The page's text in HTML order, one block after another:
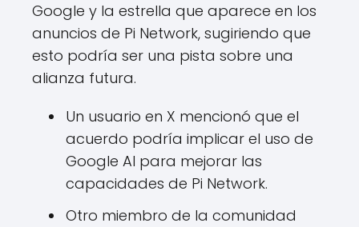
Google y la estrella que aparece en los
anuncios de Pi Network, sugiriendo que
esto podría ser una pista sobre una
alianza futura.
Un usuario en X mencionó que el
acuerdo podría implicar el uso de
Google AI para mejorar las
capacidades de Pi Network.
Otro miembro de la comunidad